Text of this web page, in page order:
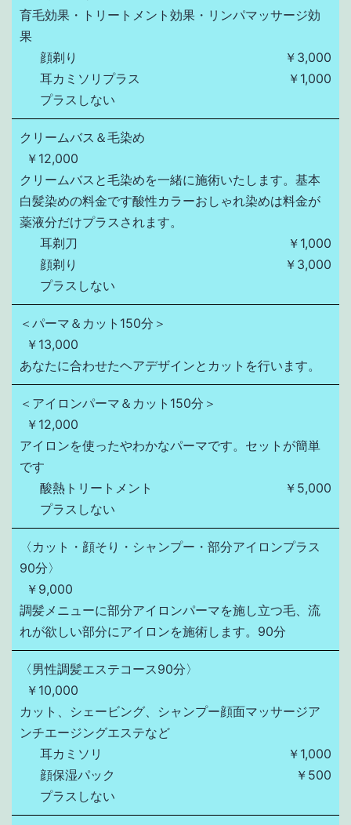
育毛効果・トリートメント効果・リンパマッサージ効
果
顔剃り
￥3,000
耳カミソリプラス
￥1,000
プラスしない
クリームバス＆毛染め
￥12,000
クリームバスと毛染めを一緒に施術いたします。基本
白髪染めの料金です酸性カラーおしゃれ染めは料金が
薬液分だけプラスされます。
耳剃刀
￥1,000
顔剃り
￥3,000
プラスしない
＜パーマ＆カット150分＞
￥13,000
あなたに合わせたヘアデザインとカットを行います。
＜アイロンパーマ＆カット150分＞
￥12,000
アイロンを使ったやわかなパーマです。セットが簡単
です
酸熱トリートメント
￥5,000
プラスしない
〈カット・顔そり・シャンプー・部分アイロンプラス
90分〉
￥9,000
調髪メニューに部分アイロンパーマを施し立つ毛、流
れが欲しい部分にアイロンを施術します。90分
〈男性調髪エステコース90分〉
￥10,000
カット、シェービング、シャンプー顔面マッサージア
ンチエージングエステなど
耳カミソリ
￥1,000
顔保湿パック
￥500
プラスしない